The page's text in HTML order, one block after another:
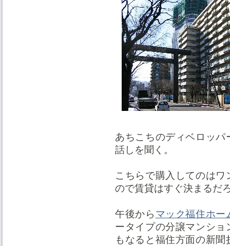
あちこちのディベロッ
話しを聞く。
こちらで購入してのは
ので賃貸はすぐ決まるだ
午後から マック福住ホー
ータイプの分譲マンシ
もなると福住方面の新